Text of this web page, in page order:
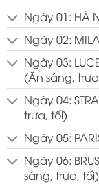
Ngày 01: HÀ
Ngày 02:
Ngày 03:
(Ăn sáng,
Ngày 04:
trưa, tối)
Ngày 05:
Ngày 06:
sáng, trưa, tối)